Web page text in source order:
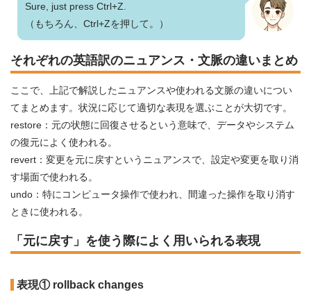
Sure, just press Ctrl+Z.
（もちろん、Ctrl+Zを押して。）
それぞれの英語訳のニュアンス・文脈の違いまとめ
ここで、上記で解説したニュアンスや使われる文脈の違いについ
てまとめます。状況に応じて適切な表現を選ぶことが大切です。
restore：元の状態に回復させるという意味で、データやシステム
の復元によく使われる。
revert：変更を元に戻すというニュアンスで、設定や変更を取り消
す場面で使われる。
undo：特にコンピュータ操作で使われ、間違った操作を取り消す
ときに使われる。
「元に戻す」を使う際によく用いられる表現
表現① rollback changes